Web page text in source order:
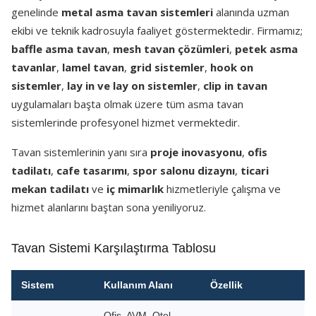
genelinde metal asma tavan sistemleri alanında uzman
ekibi ve teknik kadrosuyla faaliyet göstermektedir. Firmamız;
baffle asma tavan, mesh tavan çözümleri, petek asma
tavanlar, lamel tavan, grid sistemler, hook on
sistemler, lay in ve lay on sistemler, clip in tavan
uygulamaları başta olmak üzere tüm asma tavan
sistemlerinde profesyonel hizmet vermektedir.
Tavan sistemlerinin yanı sıra proje inovasyonu, ofis
tadilatı, cafe tasarımı, spor salonu dizaynı, ticari
mekan tadilatı ve iç mimarlık hizmetleriyle çalışma ve
hizmet alanlarını baştan sona yeniliyoruz.
Tavan Sistemi Karşılaştırma Tablosu
Sistem Kullanım Alanı Özellik